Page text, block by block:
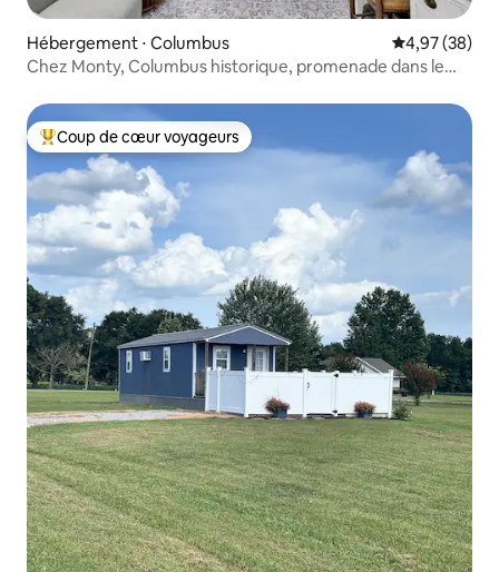
Hébergement ⋅ Columbus Évaluation
4,97 (38)
Chez Monty, Columbus historique, promenade dans le
Coups de cœur voyageurs les plus appréciés
Coup de cœur voyageurs